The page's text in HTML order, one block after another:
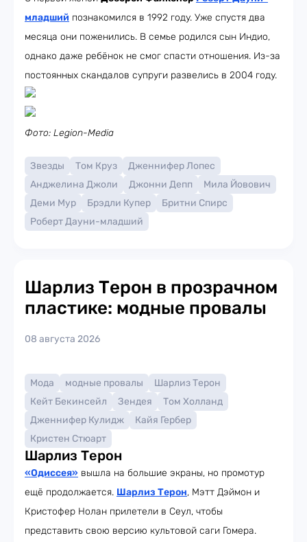
младший познакомился в 1992 году. Уже спустя два
месяца они поженились. В семье родился сын Индио,
однако даже ребёнок не смог спасти отношения. Из-за
постоянных скандалов супруги развелись в 2004 году.
Фото: Legion-Media
Звезды Том Круз
Дженнифер Лопес
Анджелина Джоли
Джонни Депп
Мила Йовович
Деми Мур
Брэдли Купер
Бритни Спирс
Роберт Дауни-младший
Шарлиз Терон в прозрачном
пластике: модные провалы
08 августа 2026
Мода модные провалы
Шарлиз Терон
Кейт Бекинсейл
Зендея
Том Холланд
Дженнифер Кулидж
Кайя Гербер
Кристен Стюарт
Шарлиз Терон
«Одиссея» вышла на большие экраны, но промотур
ещё продолжается. Шарлиз Терон, Мэтт Дэймон и
Кристофер Нолан прилетели в Сеул, чтобы
представить свою версию культовой саги Гомера.